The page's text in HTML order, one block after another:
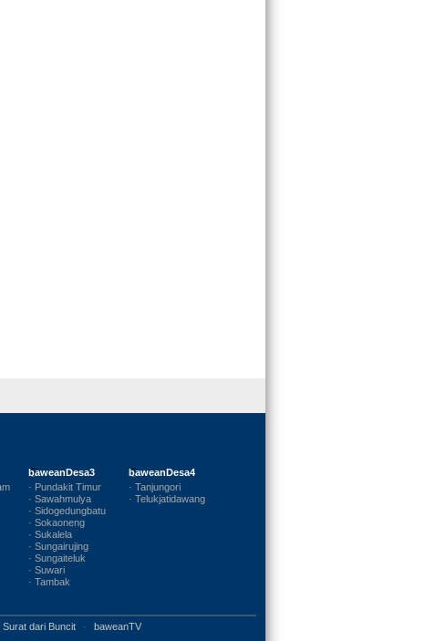
baweanDesa3
· Pundakit Timur
· Sawahmulya
· Sidogedungbatu
· Sokaoneng
· Sukalela
· Sungairujing
· Sungaiteluk
· Suwari
· Tambak
baweanDesa4
· Tanjungori
· Telukjatidawang
Surat dari Buncit · baweanTV